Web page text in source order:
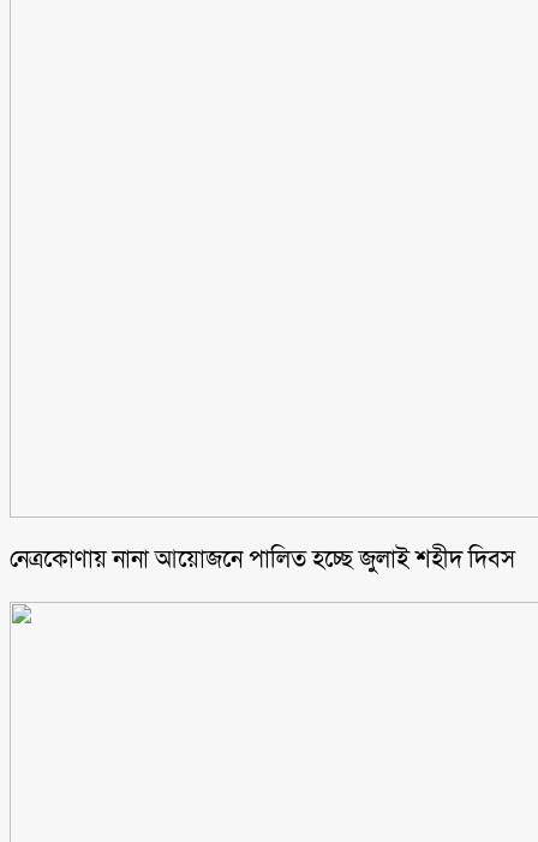
নেত্রকোণায় নানা আয়োজনে পালিত হচ্ছে জুলাই শহীদ দিবস